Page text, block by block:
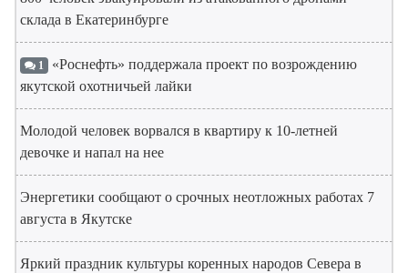
склада в Екатеринбурге
1 «Роснефть» поддержала проект по возрождению
якутской охотничьей лайки
Молодой человек ворвался в квартиру к 10-летней
девочке и напал на нее
Энергетики сообщают о срочных неотложных работах 7
августа в Якутске
Яркий праздник культуры коренных народов Севера в